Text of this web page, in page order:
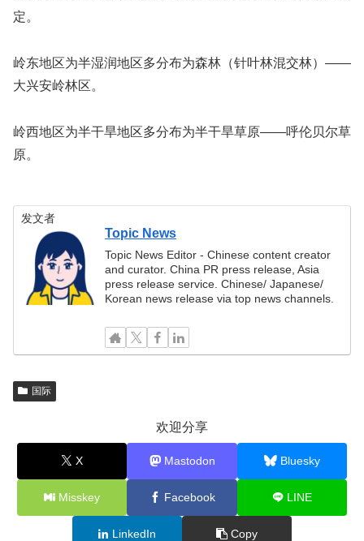
定。
岭东地区为半湿润地区多分布为森林（针叶林混交林）——
大兴安岭林区。
岭西地区为半干旱地区多分布为半干旱草原——呼伦贝尔草
原。
发文者
Topic News
Topic News Editor - Chinese content creator
and curator. China PR press release, Asia
press release service. Chinese/ Japanese/
Korean news release via top news channels.
国际
欢迎分享
X Mastodon Bluesky
Misskey Facebook LINE
LinkedIn Copy